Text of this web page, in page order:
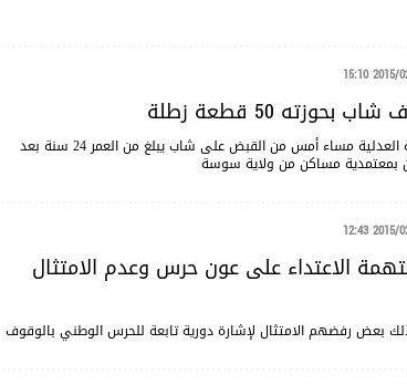
2015/02/
50 قطعة زطلة
تمكنت فرقة الشرطة العدلية مساء أمس من القبض على شاب يبلغ من العمر 24 سنة بعد
بمعتمدية مساكن من ولاية سوسة
2015/02/
الاعتداء على عون حرس وعدم الامتثال
بعض رفضهم الامتثال لإشارة دورية تابعة للحرس الوطني بالوقوف